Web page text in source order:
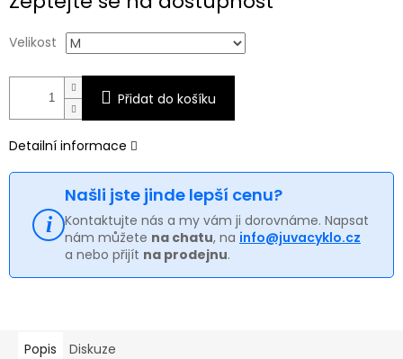
cena:
Velikost
Přidat do košíku
Detailní informace
Našli jste jinde lepší cenu?
Kontaktujte nás a my vám ji dorovnáme. Napsat
nám můžete na chatu, na info@juvacyklo.cz
a nebo přijít na prodejnu.
Popis Diskuze